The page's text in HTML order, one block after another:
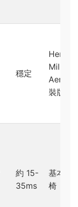
穩定
Herman
Miller
Aeron
裝版)
約 15-
35ms
基本電
椅